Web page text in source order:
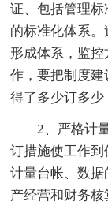
证、包括管理
的标准化体系
形成体系，监
作，要把制度
得了多少订多少
2、严格计量
订措施使工作
计量台帐、数
产经营和财务核